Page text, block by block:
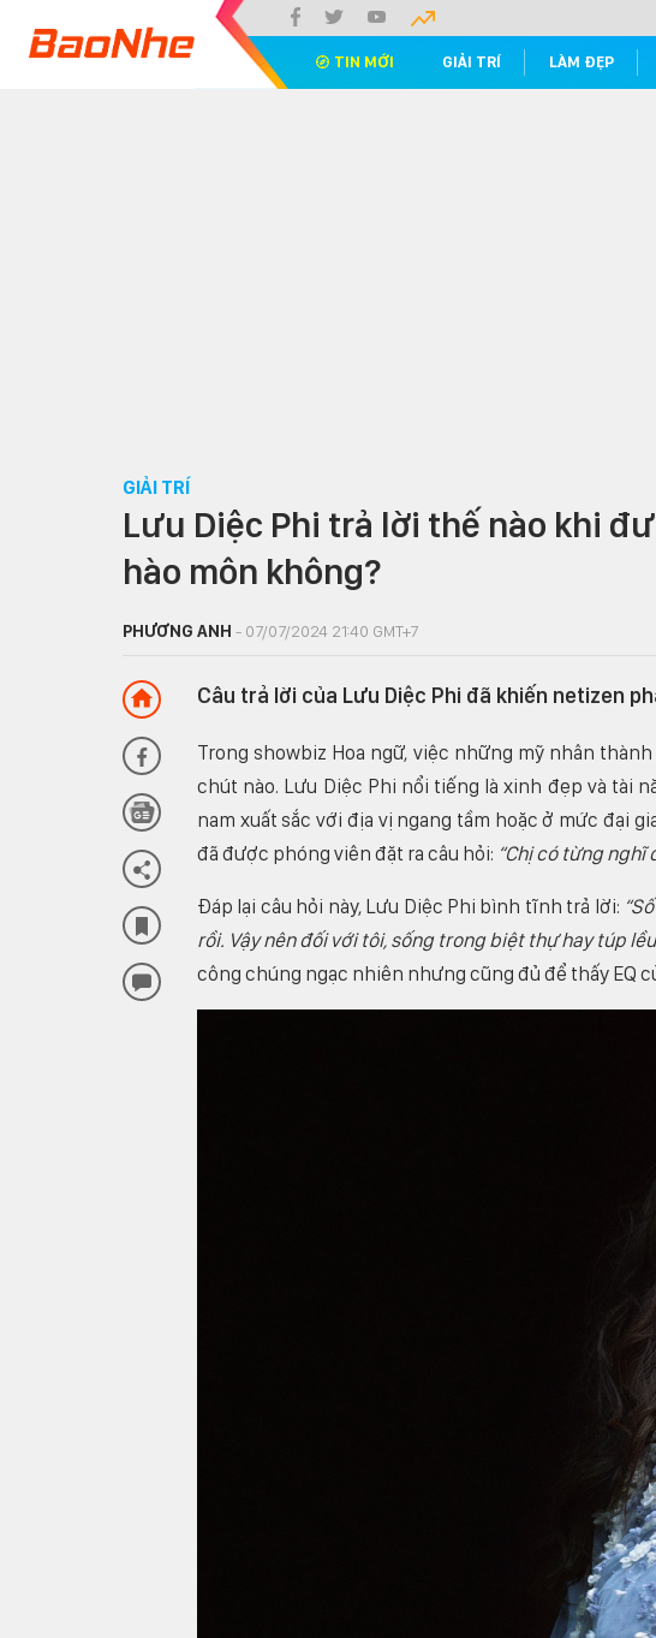
TIN MỚI GIẢI TRÍ LÀM ĐẸP
GIẢI TRÍ
Lưu Diệc Phi trả lời thế nào khi
hào môn không?
PHƯƠNG ANH - 07/07/2024 21:40 GMT+7
Câu trả lời của Lưu Diệc Phi đã khiến netizen
Trong showbiz Hoa ngữ, việc những mỹ nhân
chút nào. Lưu Diệc Phi nổi tiếng là xinh đẹp và tài
nam xuất sắc với địa vị ngang tầm hoặc ở mức đại
đã được phóng viên đặt ra câu hỏi: “Chị có từng nghĩ
Đáp lại câu hỏi này, Lưu Diệc Phi bình tĩnh trả lời:
rồi. Vậy nên đối với tôi, sống trong biệt thự hay túp
công chúng ngạc nhiên nhưng cũng đủ để thấy EQ